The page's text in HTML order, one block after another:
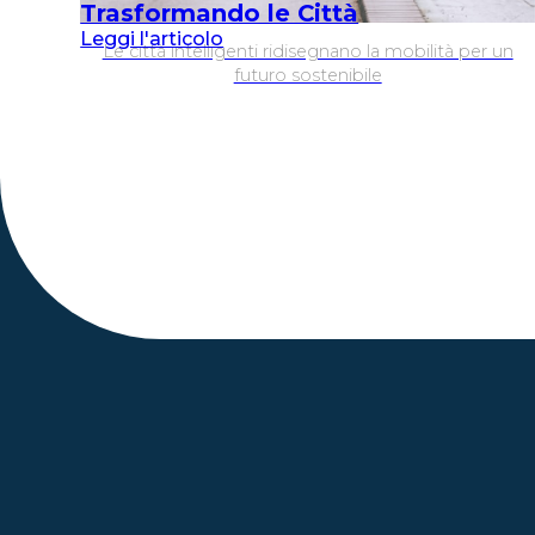
Le città intelligenti ridisegnano la mobilità per un
futuro sostenibile
Trasformando le Città
Leggi l'articolo